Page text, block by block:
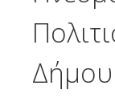
Δήμου